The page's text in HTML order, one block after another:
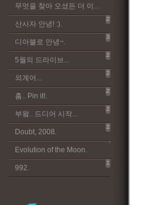
무엇을 찾아 오셨든 더 이상 이 블로그는 운영되지 않습니다..
산사자 안녕! :).
2
디아블로 안녕~.
3
5월의 드라이브...
2
외계어...
2
흠.. Pin it!.
2
부왘.. 드디어 시작...
2
Doubt, 2008.
2
Evolution of the Moon.
992.
1